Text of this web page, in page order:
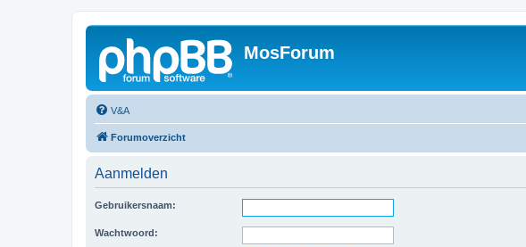
MosForum
V&A
Forumoverzicht
Aanmelden
Gebruikersnaam:
Wachtwoord: